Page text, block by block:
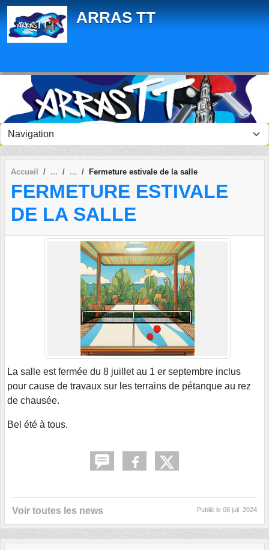
ARRAS TT
Accueil Fermeture estivale de la salle
FERMETURE ESTIVALE
DE LA SALLE
La salle est fermée du 8 juillet au 1 er septembre inclus
pour cause de travaux sur les terrains de pétanque au rez
de chausée.
Bel été à tous.
Voir toutes les news Publié le 06 juil. 2024
Panneau de gestion des cookies